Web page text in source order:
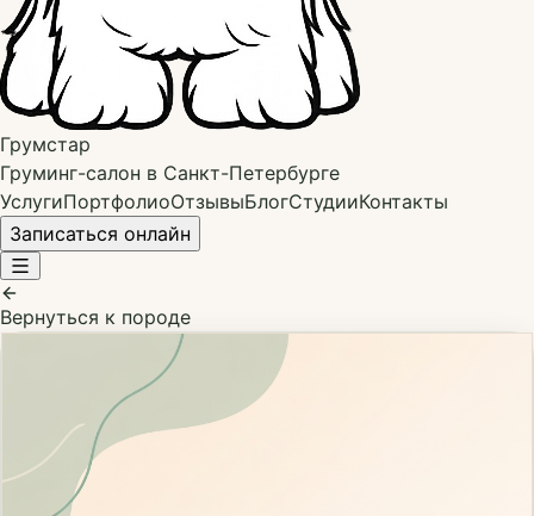
Грумстар
Груминг-салон в Санкт-Петербурге
УслугиПортфолиоОтзывыБлогСтудииКонтакты
Записаться онлайн
Вернуться к породе